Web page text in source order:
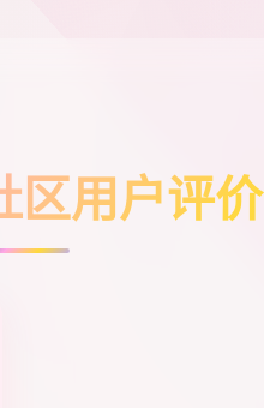
区用户评价